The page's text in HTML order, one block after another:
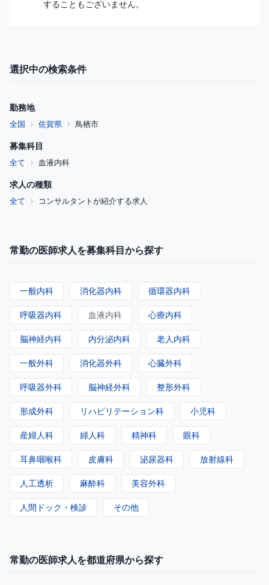
することもございません。
選択中の検索条件
勤務地
全国 佐賀県 鳥栖市
募集科目
全て 血液内科
求人の種類
全て コンサルタントが紹介する求人
常勤の医師求人を募集科目から探す
一般内科 消化器内科 循環器内科
呼吸器内科 血液内科 心療内科
脳神経内科 内分泌内科 老人内科
一般外科 消化器外科 心臓外科
呼吸器外科 脳神経外科 整形外科
形成外科 リハビリテーション科 小児科
産婦人科 婦人科 精神科 眼科
耳鼻咽喉科 皮膚科 泌尿器科 放射線科
人工透析 麻酔科 美容外科
人間ドック・検診 その他
常勤の医師求人を都道府県から探す